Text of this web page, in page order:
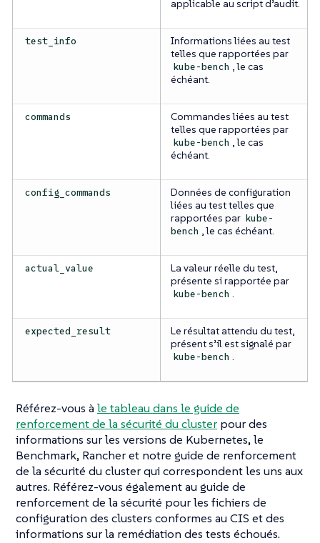
applicable au script d’audit.
test_info
Informations liées au test
telles que rapportées par
kube-bench , le cas
échéant.
commands
Commandes liées au test
telles que rapportées par
kube-bench , le cas
échéant.
config_commands
Données de configuration
liées au test telles que
rapportées par kube-
bench , le cas échéant.
actual_value
La valeur réelle du test,
présente si rapportée par
kube-bench .
expected_result
Le résultat attendu du test,
présent s’il est signalé par
kube-bench .
Référez-vous à le tableau dans le guide de
renforcement de la sécurité du cluster pour des
informations sur les versions de Kubernetes, le
Benchmark, Rancher et notre guide de renforcement
de la sécurité du cluster qui correspondent les uns aux
autres. Référez-vous également au guide de
renforcement de la sécurité pour les fichiers de
configuration des clusters conformes au CIS et des
informations sur la remédiation des tests échoués.